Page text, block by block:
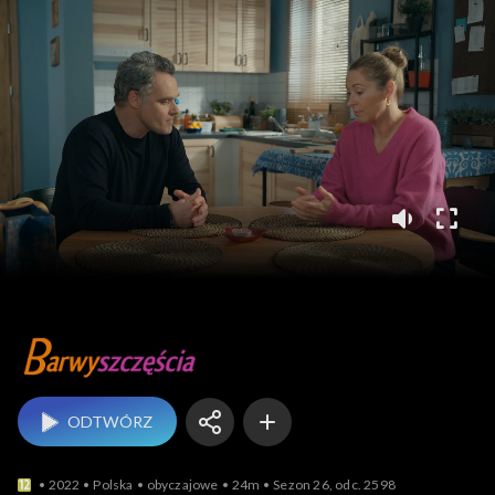
Barwy szczęścia
ODTWÓRZ
2022 Polska obyczajowe 24m Sezon 26, odc. 2598